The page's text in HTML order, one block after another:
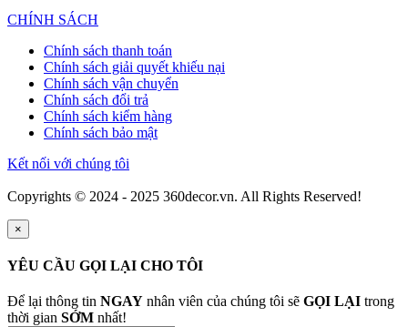
CHÍNH SÁCH
Chính sách thanh toán
Chính sách giải quyết khiếu nại
Chính sách vận chuyển
Chính sách đổi trả
Chính sách kiểm hàng
Chính sách bảo mật
Kết nối với chúng tôi
Copyrights © 2024 - 2025 360decor.vn. All Rights Reserved!
×
YÊU CẦU GỌI LẠI CHO TÔI
Để lại thông tin NGAY nhân viên của chúng tôi sẽ GỌI LẠI trong
thời gian SỚM nhất!